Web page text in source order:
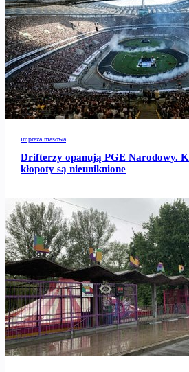
impreza masowa
Drifterzy opanują PGE Narodowy.
kłopoty są nieuniknione